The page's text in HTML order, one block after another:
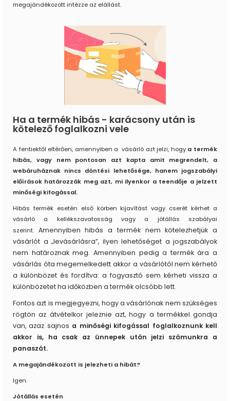
megajándékozott intézze az elállást.
Ha a termék hibás - karácsony után is
kötelező foglalkozni vele
A fentiektől eltérően, amennyiben a vásárló azt jelzi, hogy a termék
hibás, vagy nem pontosan azt kapta amit megrendelt, a
webáruháznak nincs döntési lehetősége, hanem jogszabályi
előírások határozzák meg azt, mi ilyenkor a teendője a jelzett
minőségi kifogással.
Hibás termék esetén első körben kijavítást vagy cserét kérhet a
vásárló a kellékszavatosság vagy a jótállás szabályai
szerint. Amennyiben hibás a termék nem kötelezhetjük a
vásárlót a „levásárlásra”, ilyen lehetőséget a jogszabályok
nem határoznak meg. Amennyiben pedig a termék ára a
vásárlás óta megemelkedett akkor a vásárlótól nem kérhető
a különbözet és fordítva: a fogyasztó sem kérheti vissza a
különbözetet ha időközben a termék olcsóbb lett.
Fontos azt is megjegyezni, hogy a vásárlónak nem szükséges
rögtön az átvételkor jeleznie azt, hogy a termékkel gondja
van, azaz sajnos a minőségi kifogással foglalkoznunk kell
akkor is, ha csak az ünnepek után jelzi számunkra a
panaszát.
A megajándékozott is jelezheti a hibát?
Igen.
Jótállás esetén